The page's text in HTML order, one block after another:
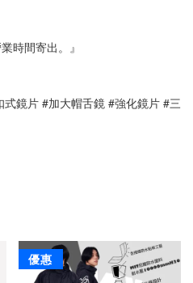
時間寄出。』
鏡片 #加大帽舌鏡 #強化鏡片 #三
優惠